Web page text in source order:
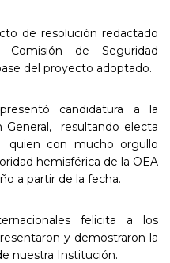
de resolución redactado
de Seguridad
del proyecto adoptado.
candidatura a la
General, resultando electa
quien con mucho orgullo
hemisférica de la OEA
a partir de la fecha.
felicita a los
y demostraron la
nuestra Institución.